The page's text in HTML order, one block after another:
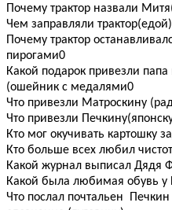
Почему трактор назвали
Чем заправляли трактор(едой)
Почему трактор
пирогами0
Какой подарок привезли
(ошейник с медалями0
Что привезли Матроскину
Что привезли
Кто мог окучивать картошку
Кто больше всех любил
Какой журнал выписал Дядя
Какой была любимая обувь
Что послал почтальен